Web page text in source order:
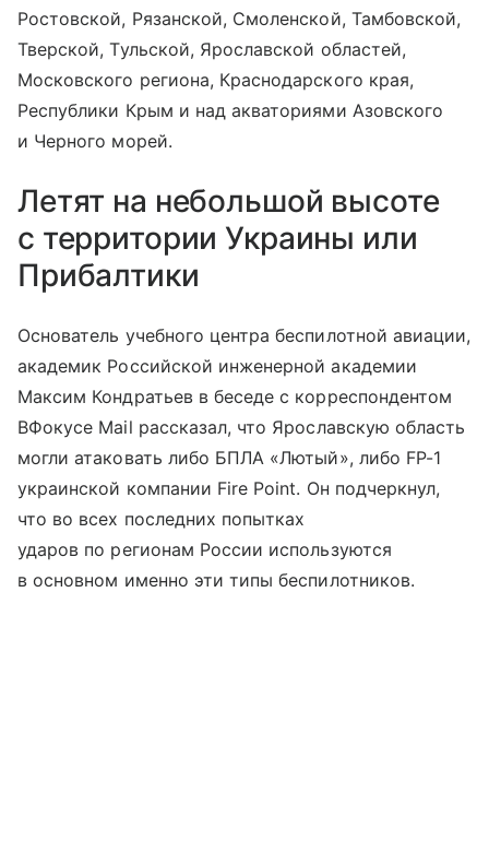
Ростовской, Рязанской, Смоленской, Тамбовской,
Тверской, Тульской, Ярославской областей,
Московского региона, Краснодарского края,
Республики Крым и над акваториями Азовского
и Черного морей.
Летят на небольшой высоте
с территории Украины или
Прибалтики
Основатель учебного центра беспилотной авиации,
академик Российской инженерной академии
Максим Кондратьев в беседе с корреспондентом
ВФокусе Mail рассказал, что Ярославскую область
могли атаковать либо БПЛА «Лютый», либо FP-1
украинской компании Fire Point. Он подчеркнул,
что во всех последних попытках
ударов по регионам России используются
в основном именно эти типы беспилотников.